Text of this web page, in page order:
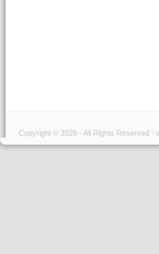
Copyright © 2026 - All Rights Reserved -